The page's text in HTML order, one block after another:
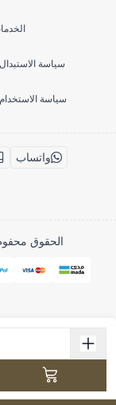
سياسة
سياسة
واتساب
الحقوق محفوظة |